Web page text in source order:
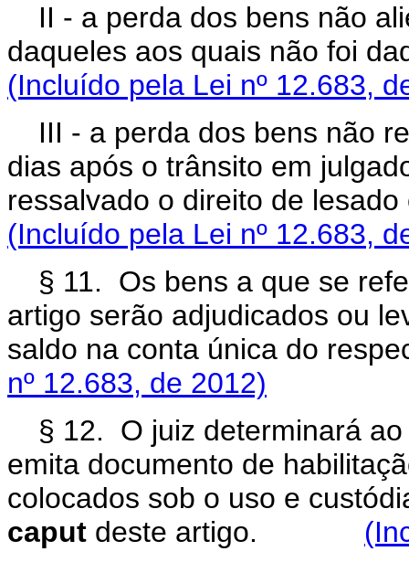
II - a perda dos bens não
daqueles aos quais não
(Incluído pela Lei nº 12.683,
III - a perda dos bens não
dias após o trânsito em
ressalvado o direito de
(Incluído pela Lei nº 12.683,
§ 11. Os bens a que se
artigo serão adjudicados ou
saldo na conta única do
nº 12.683, de 2012)
§ 12. O juiz determinará
emita documento de
colocados sob o uso e
caput deste artigo.